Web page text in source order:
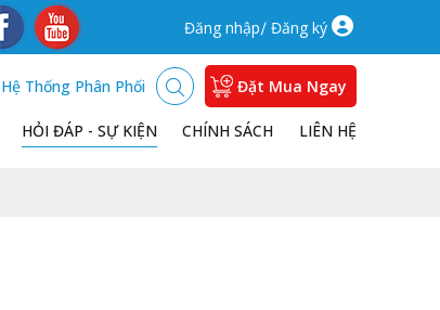
Đăng nhập/ Đăng ký
Hệ Thống Phân Phối Đặt Mua Ngay
HỎI ĐÁP - SỰ KIỆN CHÍNH SÁCH LIÊN HỆ